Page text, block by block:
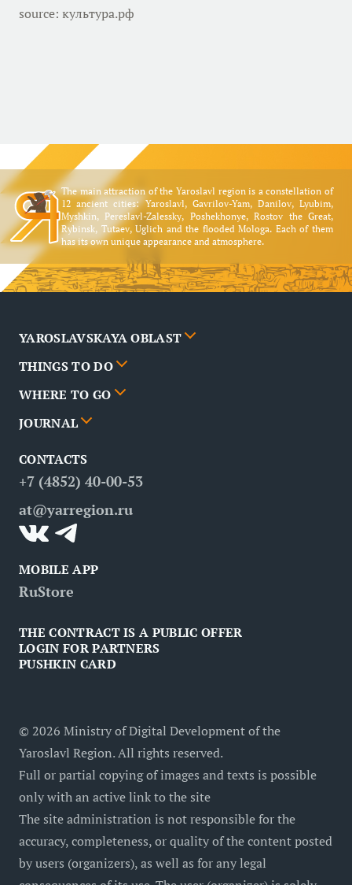
source: культура.рф
The main attraction of the Yaroslavl region is a constellation of
12 ancient cities: Yaroslavl, Gavrilov-Yam, Danilov, Lyubim,
Myshkin, Pereslavl-Zalessky, Poshekhonye, Rostov the Great,
Rybinsk, Tutaev, Uglich and the flooded Mologa. Each of them
has its own unique appearance and atmosphere.
YAROSLAVSKAYA OBLAST
Cities
News
Partners
FAQ
Contacts
THINGS TO DO
Events
Routes
Attractions
WHERE TO GO
Poster
Restaurants
JOURNAL
Business tourism
Medical tourism
Inclusive tourism
CONTACTS
+7 (4852) 40-00-53
at@yarregion.ru
MOBILE APP
RuStore
THE CONTRACT IS A PUBLIC OFFER
LOGIN FOR PARTNERS
PUSHKIN CARD
© 2026 Ministry of Digital Development of the
Yaroslavl Region. All rights reserved.
Full or partial copying of images and texts is possible
only with an active link to the site
The site administration is not responsible for the
accuracy, completeness, or quality of the content posted
by users (organizers), as well as for any legal